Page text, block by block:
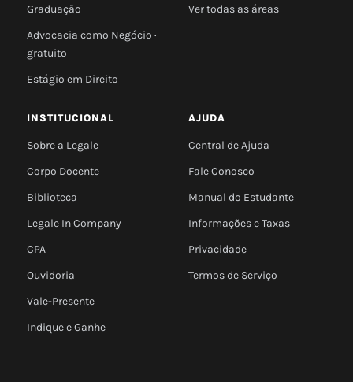
Graduação
Advocacia como Negócio ·
gratuito
Estágio em Direito
Ver todas as áreas
INSTITUCIONAL
Sobre a Legale
Corpo Docente
Biblioteca
Legale In Company
CPA
Ouvidoria
Vale-Presente
Indique e Ganhe
AJUDA
Central de Ajuda
Fale Conosco
Manual do Estudante
Informações e Taxas
Privacidade
Termos de Serviço